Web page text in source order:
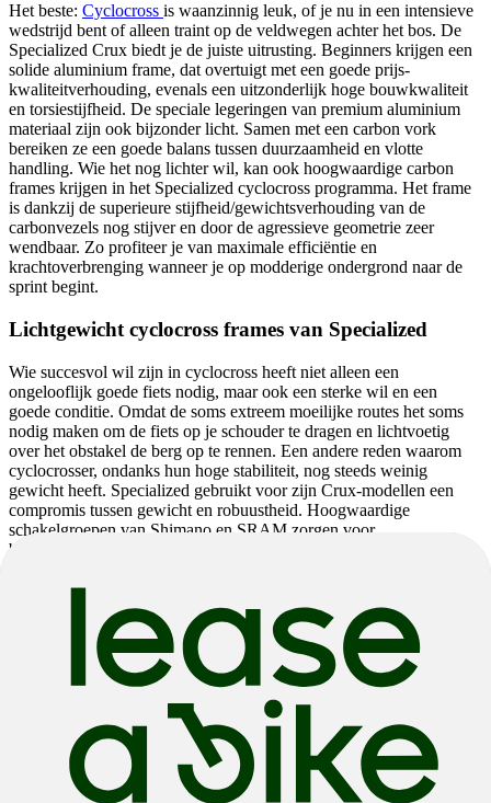
Het beste: Cyclocross is waanzinnig leuk, of je nu in een intensieve
wedstrijd bent of alleen traint op de veldwegen achter het bos. De
Specialized Crux biedt je de juiste uitrusting. Beginners krijgen een
solide aluminium frame, dat overtuigt met een goede prijs-
kwaliteitverhouding, evenals een uitzonderlijk hoge bouwkwaliteit
en torsiestijfheid. De speciale legeringen van premium aluminium
materiaal zijn ook bijzonder licht. Samen met een carbon vork
bereiken ze een goede balans tussen duurzaamheid en vlotte
handling. Wie het nog lichter wil, kan ook hoogwaardige carbon
frames krijgen in het Specialized cyclocross programma. Het frame
is dankzij de superieure stijfheid/gewichtsverhouding van de
carbonvezels nog stijver en door de agressieve geometrie zeer
wendbaar. Zo profiteer je van maximale efficiëntie en
krachtoverbrenging wanneer je op modderige ondergrond naar de
sprint begint.
Lichtgewicht cyclocross frames van Specialized
Wie succesvol wil zijn in cyclocross heeft niet alleen een
ongelooflijk goede fiets nodig, maar ook een sterke wil en een
goede conditie. Omdat de soms extreem moeilijke routes het soms
nodig maken om de fiets op je schouder te dragen en lichtvoetig
over het obstakel de berg op te rennen. Een andere reden waarom
cyclocrosser, ondanks hun hoge stabiliteit, nog steeds weinig
gewicht heeft. Specialized gebruikt voor zijn Crux-modellen een
compromis tussen gewicht en robuustheid. Hoogwaardige
schakelgroepen van Shimano en SRAM zorgen voor
betrouwbaarheid en hoge functionaliteit, zelfs als het echt vuil
steeds meer overgestapt op schijfremmen om zijn cyclocross fietsen
te stoppen. De voordelen zijn duidelijk. Meer remkracht bij droogte
en vooral bij nat weer zorgt voor meer veiligheid en laat je vol
vertrouwen de bochten nemen.
Specialized Cyclocross fietsen nu in de winkel
Je hebt nu echt zin om je eerste cyclocross tour te starten. Of hebben
de specialized cyclocross fietsen je overtuigd en wil je upgraden
naar een competitieve racer? Dan bieden we je in onze winkel de
juiste selectie. Actuele Crux-modellen zijn even volop verkrijgbaar